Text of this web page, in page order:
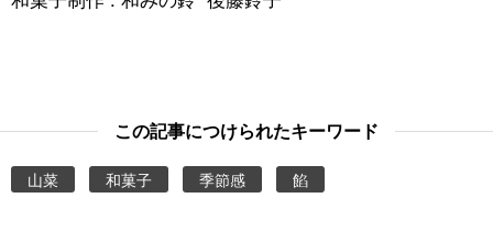
この記事につけられたキーワード
山菜 和菓子 季節感 餡